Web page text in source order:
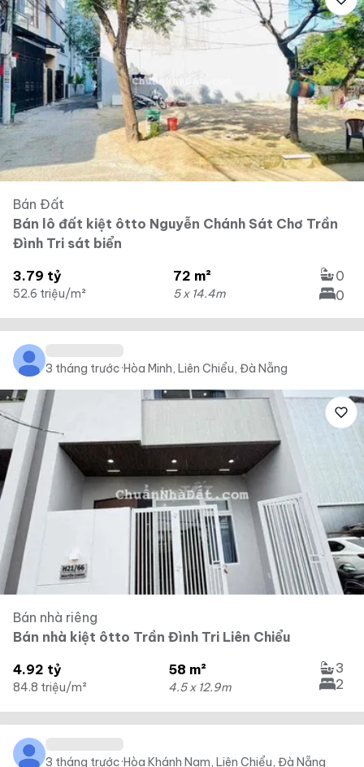
Bán Đất
Bán lô đất kiệt ôtto Nguyễn Chánh Sát Chơ Trần
Đình Tri sát biển
3.79 tỷ
52.6 triệu/m²
72 m²
5 x 14.4m
0
0
3 tháng trước·Hòa Minh, Liên Chiểu, Đà Nẵng
Bán nhà riêng
Bán nhà kiệt ôtto Trần Đình Tri Liên Chiểu
4.92 tỷ
84.8 triệu/m²
58 m²
4.5 x 12.9m
3
2
3 tháng trước·Hòa Khánh Nam, Liên Chiểu, Đà Nẵng